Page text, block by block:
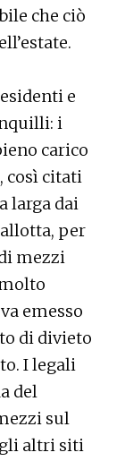
che ciò
e
i
carico
così citati
larga dai
per
mezzi
emesso
di divieto
I legali
del
sul
altri siti